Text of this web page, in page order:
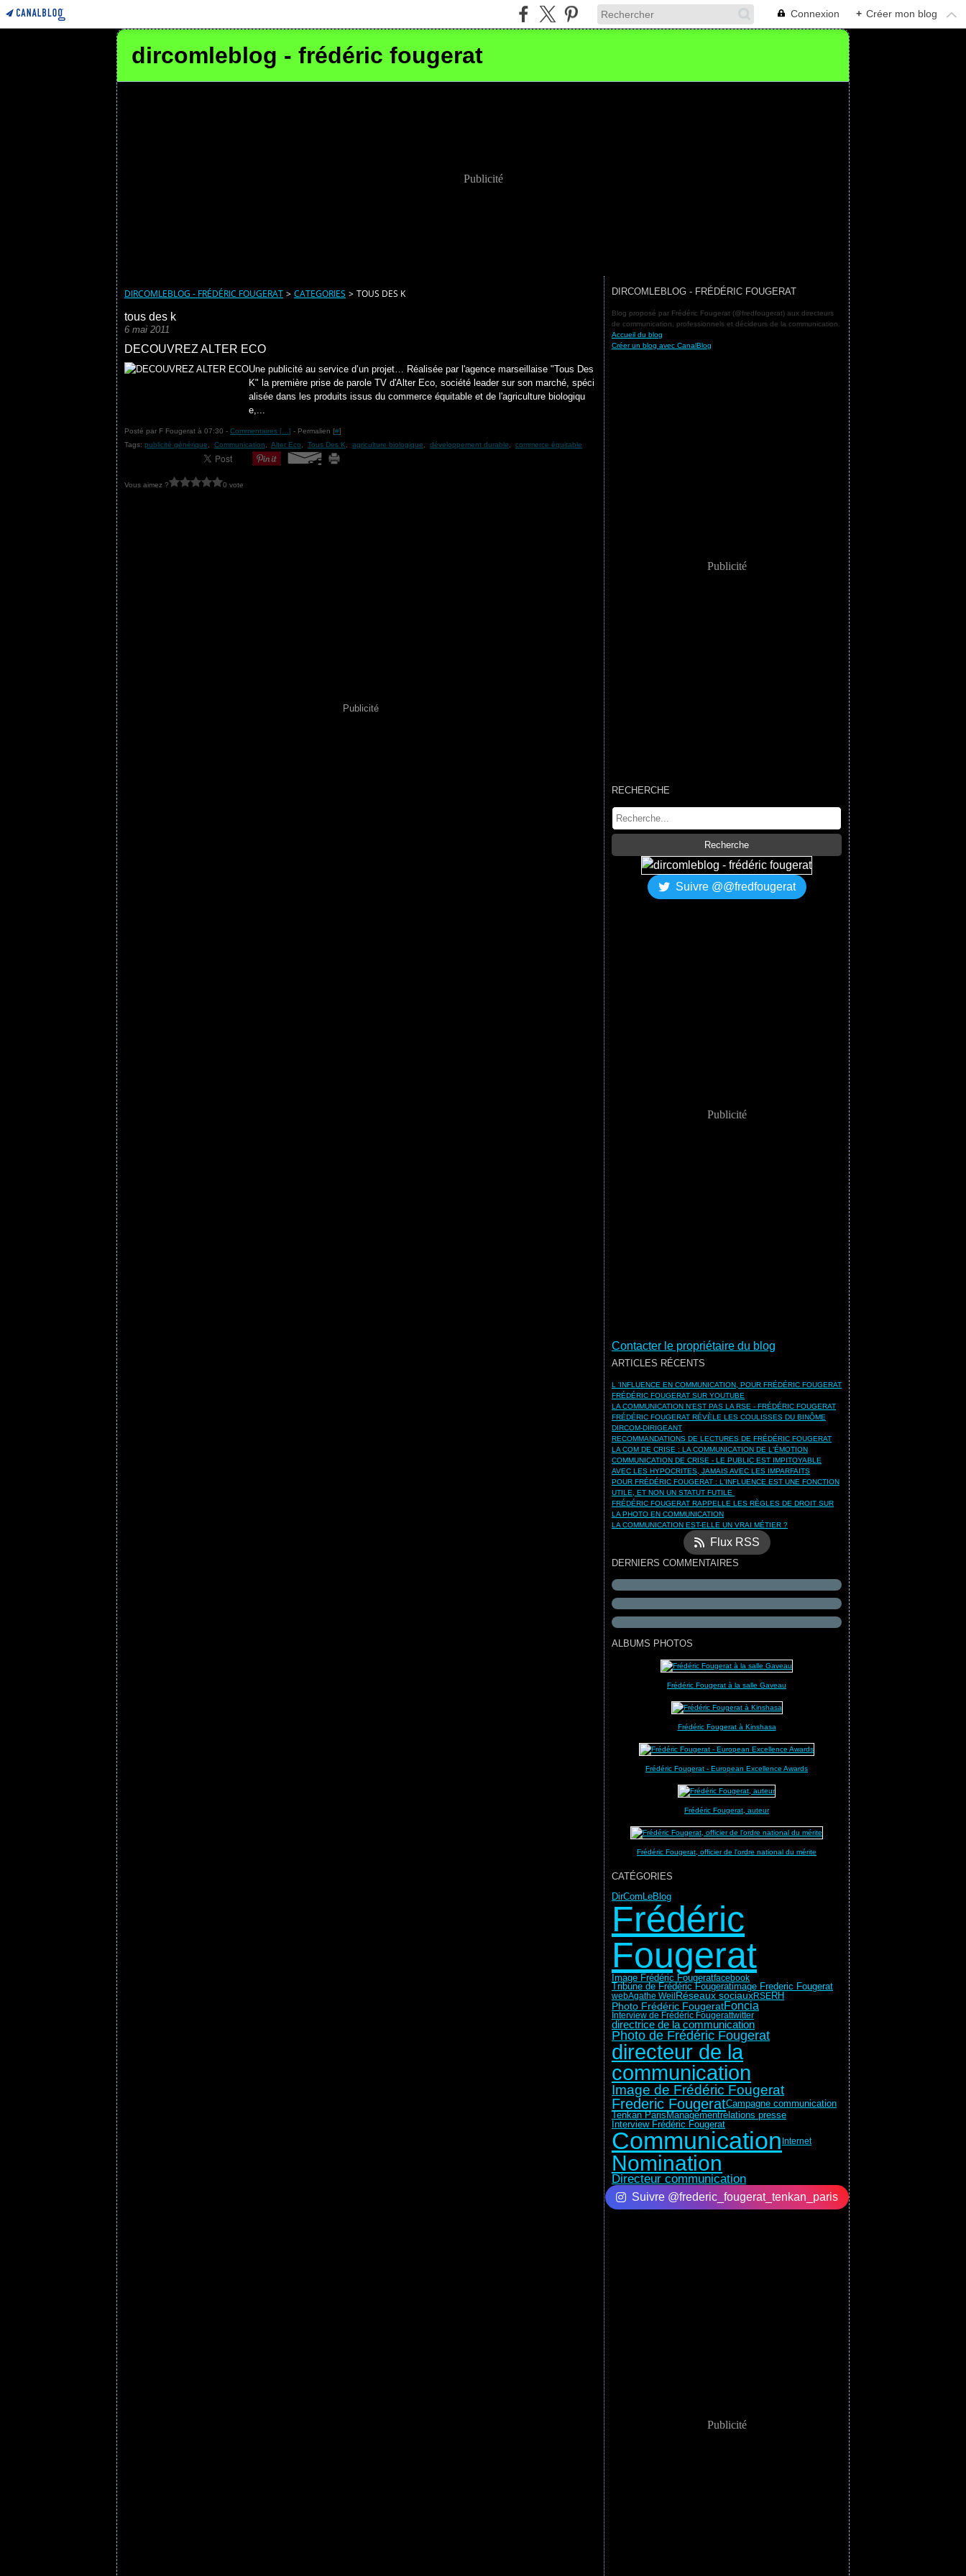
Connexion + Créer mon blog
dircomleblog - frédéric fougerat
Publicité
DIRCOMLEBLOG - FRÉDÉRIC FOUGERAT > CATEGORIES > TOUS DES K
tous des k
6 mai 2011
DECOUVREZ ALTER ECO
Une publicité au service d’un projet… Réalisée par l'agence marseillaise "Tous Des
K" la première prise de parole TV d'Alter Eco, société leader sur son marché, spéci
alisée dans les produits issus du commerce équitable et de l'agriculture biologiqu
e,...
Posté par F Fougerat à 07:30 - Commentaires [ ] - Permalien [#]
Tags: publicité générique Communication Alter Eco Tous Des K agriculture biologique développement durable commerce équitable
Vous aimez ? 0 vote
Publicité
DIRCOMLEBLOG - FRÉDÉRIC FOUGERAT
Blog proposé par Frédéric Fougerat (@fredfougerat) aux directeurs
de communication, professionnels et décideurs de la communication.
Accueil du blog
Créer un blog avec CanalBlog
Publicité
RECHERCHE
Suivre @@fredfougerat
Publicité
Contacter le propriétaire du blog
ARTICLES RÉCENTS
L 'INFLUENCE EN COMMUNICATION, POUR FRÉDÉRIC FOUGERAT
FRÉDÉRIC FOUGERAT SUR YOUTUBE
LA COMMUNICATION N'EST PAS LA RSE - FRÉDÉRIC FOUGERAT
FRÉDÉRIC FOUGERAT RÉVÈLE LES COULISSES DU BINÔME
DIRCOM-DIRIGEANT
RECOMMANDATIONS DE LECTURES DE FRÉDÉRIC FOUGERAT
LA COM DE CRISE : LA COMMUNICATION DE L'ÉMOTION
COMMUNICATION DE CRISE - LE PUBLIC EST IMPITOYABLE
AVEC LES HYPOCRITES, JAMAIS AVEC LES IMPARFAITS
POUR FRÉDÉRIC FOUGERAT : L'INFLUENCE EST UNE FONCTION
UTILE, ET NON UN STATUT FUTILE
FRÉDÉRIC FOUGERAT RAPPELLE LES RÈGLES DE DROIT SUR
LA PHOTO EN COMMUNICATION
LA COMMUNICATION EST-ELLE UN VRAI MÉTIER ?
Flux RSS
DERNIERS COMMENTAIRES
ALBUMS PHOTOS
Frédéric Fougerat à la salle Gaveau
Frédéric Fougerat à Kinshasa
Frédéric Fougerat - European Excellence Awards
Frédéric Fougerat, auteur
Frédéric Fougerat, officier de l'ordre national du mérite
CATÉGORIES
DirComLeBlog
Frédéric
Fougerat
Image Frédéric Fougeratfacebook
Tribune de Frédéric Fougeratimage Frederic Fougerat
webAgathe WeilRéseaux sociauxRSERH
Photo Frédéric FougeratFoncia
Interview de Frédéric Fougerattwitter
directrice de la communication
Photo de Frédéric Fougerat
directeur de la
communication
Image de Frédéric Fougerat
Frederic FougeratCampagne communication
Tenkan ParisManagementrelations presse
Interview Frédéric Fougerat
Communication Internet
Nomination
Directeur communication
Suivre @frederic_fougerat_tenkan_paris
Publicité